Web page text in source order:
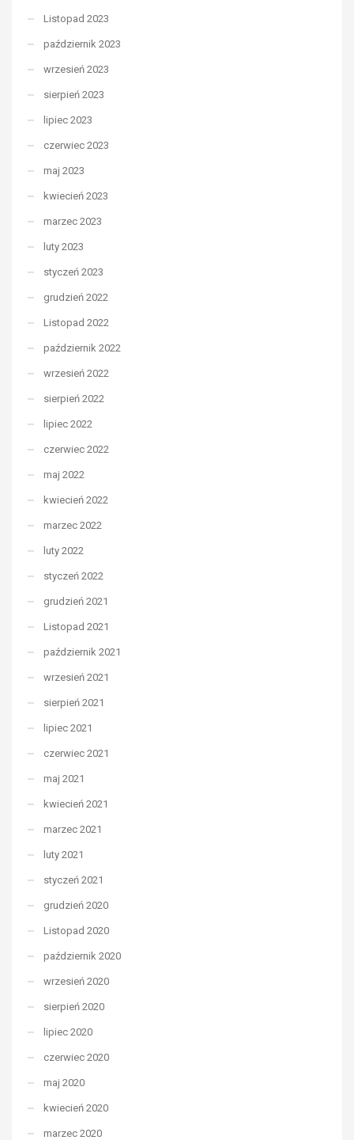
Listopad 2023
październik 2023
wrzesień 2023
sierpień 2023
lipiec 2023
czerwiec 2023
maj 2023
kwiecień 2023
marzec 2023
luty 2023
styczeń 2023
grudzień 2022
Listopad 2022
październik 2022
wrzesień 2022
sierpień 2022
lipiec 2022
czerwiec 2022
maj 2022
kwiecień 2022
marzec 2022
luty 2022
styczeń 2022
grudzień 2021
Listopad 2021
październik 2021
wrzesień 2021
sierpień 2021
lipiec 2021
czerwiec 2021
maj 2021
kwiecień 2021
marzec 2021
luty 2021
styczeń 2021
grudzień 2020
Listopad 2020
październik 2020
wrzesień 2020
sierpień 2020
lipiec 2020
czerwiec 2020
maj 2020
kwiecień 2020
marzec 2020